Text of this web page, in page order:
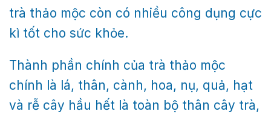
trà thảo mộc còn có nhiều công dụng cực
kì tốt cho sức khỏe.
Thành phần chính của trà thảo mộc
chính là lá, thân, cành, hoa, nụ, quả, hạt
và rễ cây hầu hết là toàn bộ thân cây trà,